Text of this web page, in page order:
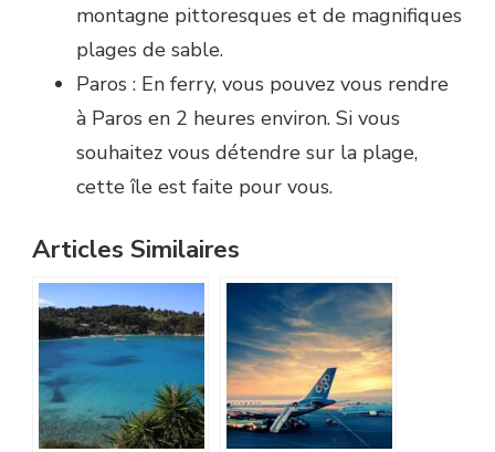
montagne pittoresques et de magnifiques
plages de sable.
Paros : En ferry, vous pouvez vous rendre
à Paros en 2 heures environ. Si vous
souhaitez vous détendre sur la plage,
cette île est faite pour vous.
Articles Similaires